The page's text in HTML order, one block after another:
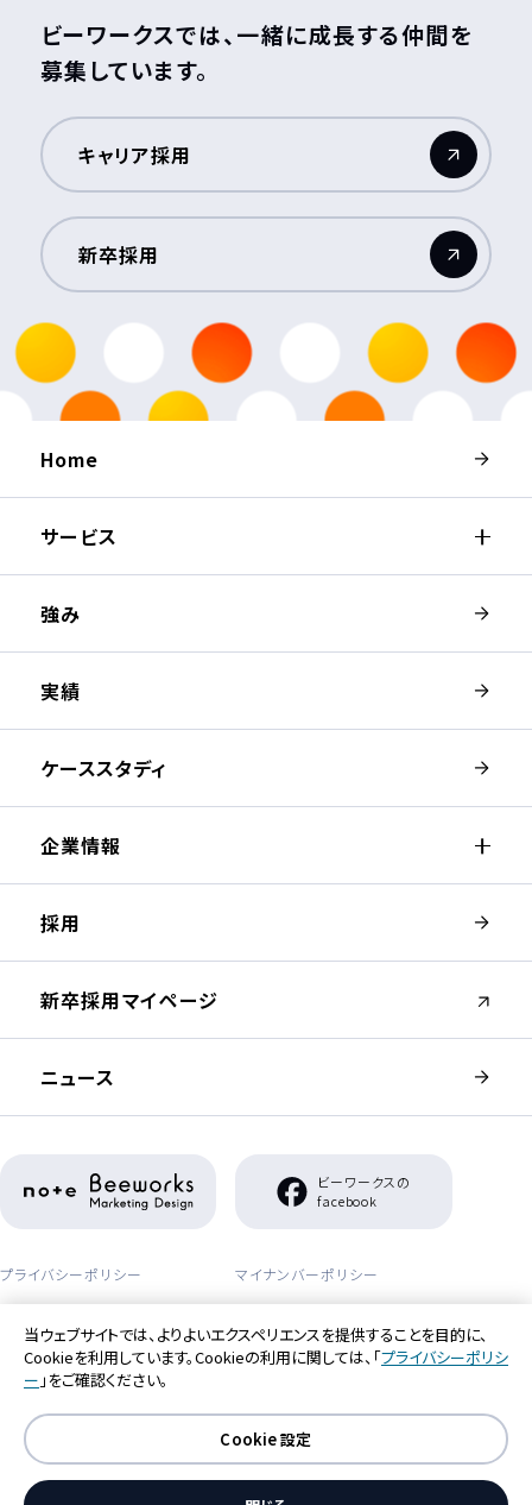
ビーワークスでは、一緒に成長する仲間を
募集しています。
キャリア採用
（新しいウィンドウが開きます）
新卒採用
（新しいウィンドウが開きます）
Home
サービス
強み
実績
ケーススタディ
企業情報
採用
新卒採用マイページ
（新しいウィンドウが開きます）
ニュース
（新しいウィンドウが開きます）
ビーワークスの
facebook
プライバシーポリシー マイナンバーポリシー
利用者情報の外部送信について
当ウェブサイトでは、よりよいエクスペリエンスを提供することを目的に、
Cookieを利用しています。Cookieの利用に関しては、「プライバシーポリシ
ー 」をご確認ください。
Cookie 設定